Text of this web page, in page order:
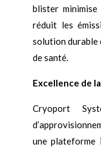
blister minimise
réduit les
solution durable
de santé.
Excellence de
Cryoport
une plateforme